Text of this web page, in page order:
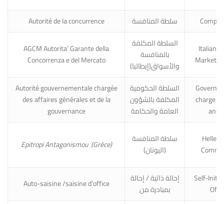
Autorité de la concurrence
سلطة المنافسة
AGCM Autorita’ Garante della
Concorrenza e del Mercato
السلطة المكلفة
بالمنافسة
والأسواق(إيطاليا)
Italian
Market
Autorité gouvernementale chargée
des affaires générales et de la
gouvernance
السلطة الحكومية
المكلفة بالشؤون
العامة والحكامة
charge
and
Epitropi Antagonismou (Grèce)
سلطة المنافسة
(اليونان)
Auto-saisine /saisine d’office
إحالة ذاتية / إحالة
بمبادرة من
Self-